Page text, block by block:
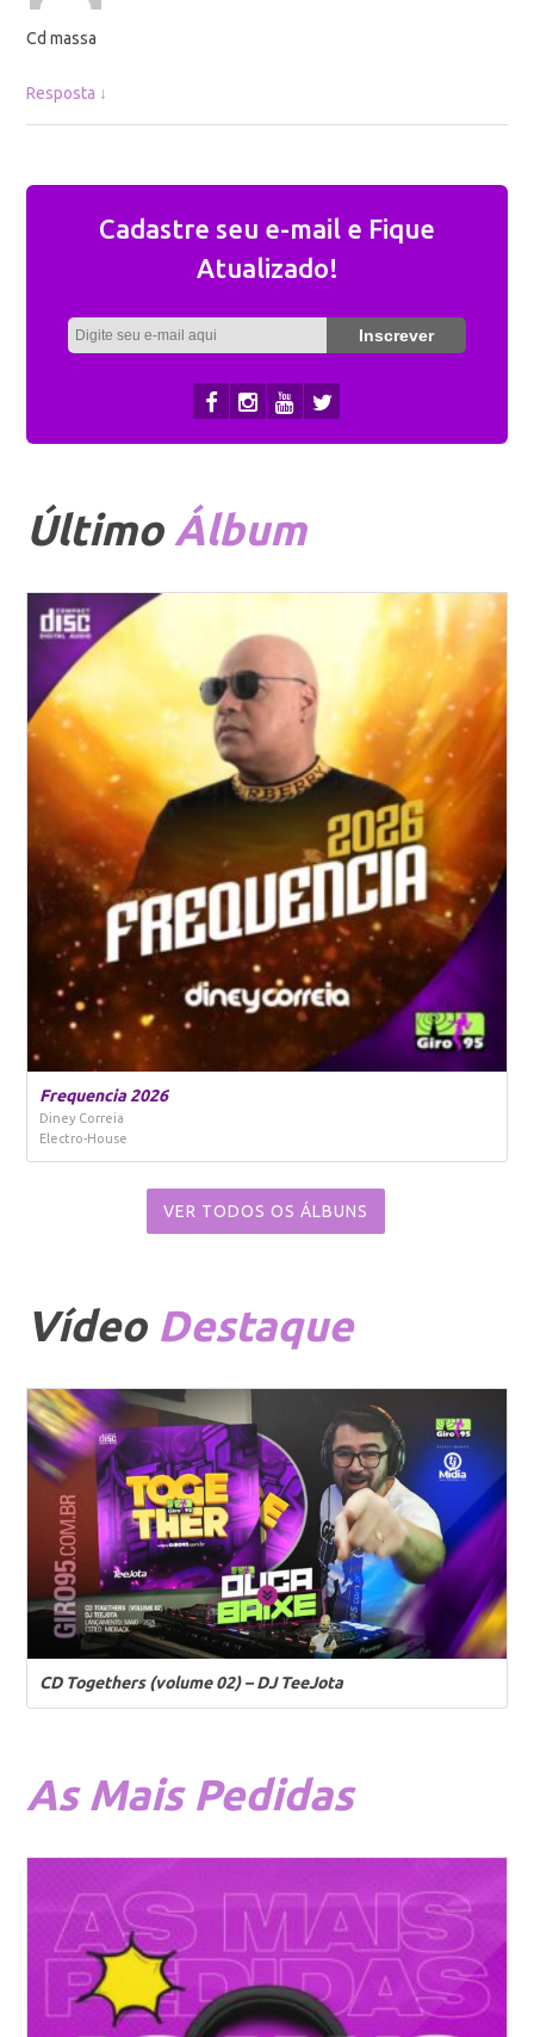
Cd massa
Resposta ↓
Cadastre seu e-mail e Fique
Atualizado!
Último Álbum
Frequencia 2026
Diney Correia
Electro-House
VER TODOS OS ÁLBUNS
Vídeo Destaque
CD Togethers (volume 02) – DJ TeeJota
AsMais Pedidas